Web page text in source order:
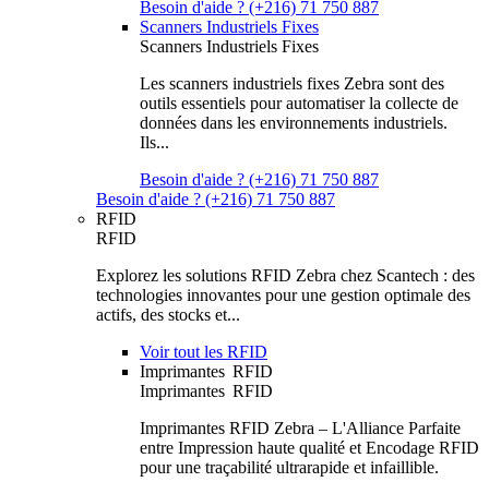
Besoin d'aide ? (+216) 71 750 887
Scanners Industriels Fixes
Scanners Industriels Fixes
Les scanners industriels fixes Zebra sont des
outils essentiels pour automatiser la collecte de
données dans les environnements industriels.
Ils...
Besoin d'aide ? (+216) 71 750 887
Besoin d'aide ? (+216) 71 750 887
RFID
RFID
Explorez les solutions RFID Zebra chez Scantech : des
technologies innovantes pour une gestion optimale des
actifs, des stocks et...
Voir tout les RFID
Imprimantes RFID
Imprimantes RFID
Imprimantes RFID Zebra – L'Alliance Parfaite
entre Impression haute qualité et Encodage RFID
pour une traçabilité ultrarapide et infaillible.